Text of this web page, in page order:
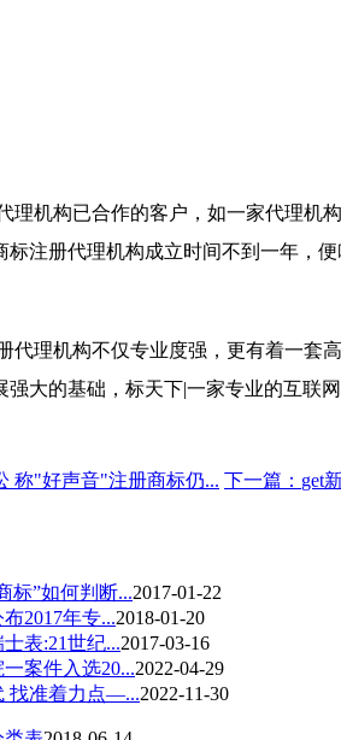
理机构已合作的客户，如一家代理机
注册代理机构成立时间不到一年，
代理机构不仅专业度强，更有着一套
强大的基础，标天下|一家专业的互联
称"好声音"注册商标仍... 下一篇： get
标”如何判断...2017-01-22
2017年专...2018-01-20
表:21世纪...2017-03-16
案件入选20...2022-04-29
找准着力点—...2022-11-30